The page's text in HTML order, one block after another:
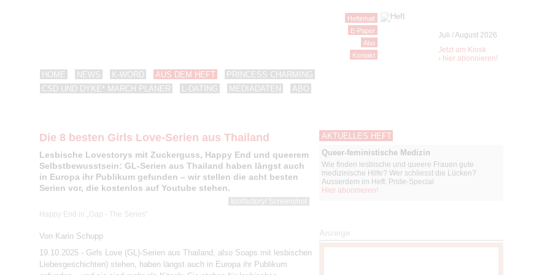
HOME NEWS K-WORD AUS DEM HEFT
PRINCESS CHARMING
CSD UND DYKE* MARCH PLANER
L-DATING MEDIADATEN ABO
Die 8 besten Girls Love-Serien aus Thailand
Lesbische Lovestorys mit Zuckerguss, Happy End und queerem
Selbstbewusstsein: GL-Serien aus Thailand haben längst auch
in Europa ihr Publikum gefunden – wir stellen die acht besten
Serien vor, die kostenlos auf Youtube stehen.
Idolfactory/ Screenshot
Happy End in „Gap - The Series“
Von Karin Schupp
19.10.2025 - Girls Love (GL)-Serien aus Thailand, also Soaps mit lesbischen
Liebesgeschichten) stehen, haben längst auch in Europa ihr Publikum
AKTUELLES HEFT
Queer-feministische Medizin
Wie finden lesbische und queere Frauen gute
medizinische Hilfe? Wer schliesst die Lücken?
Ausserdem im Heft: Pride-Special
Hier abonnieren!
Heftinhalt
E-Paper
Abo
Kontakt
Juli / August 2026
Jetzt am Kiosk
› hier abonnieren!